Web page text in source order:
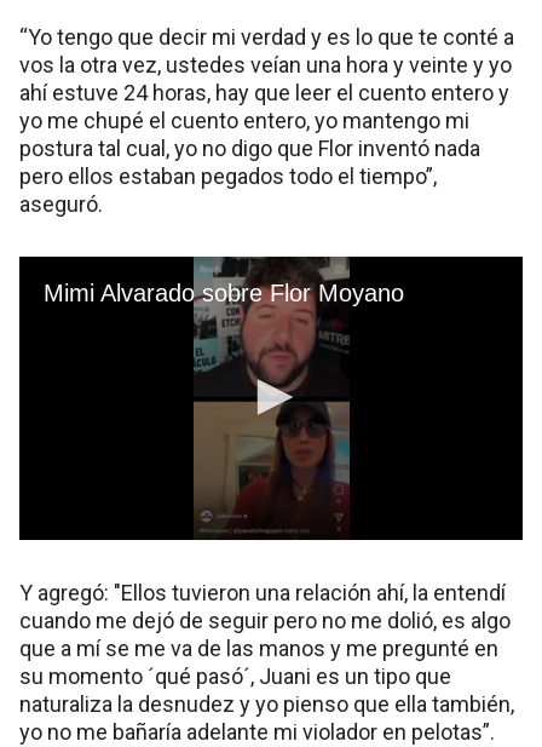
“Yo tengo que decir mi verdad y es lo que te conté a
vos la otra vez, ustedes veían una hora y veinte y yo
ahí estuve 24 horas, hay que leer el cuento entero y
yo me chupé el cuento entero, yo mantengo mi
postura tal cual, yo no digo que Flor inventó nada
pero ellos estaban pegados todo el tiempo”,
aseguró.
Y agregó: "Ellos tuvieron una relación ahí, la entendí
cuando me dejó de seguir pero no me dolió, es algo
que a mí se me va de las manos y me pregunté en
su momento ´qué pasó´, Juani es un tipo que
naturaliza la desnudez y yo pienso que ella también,
yo no me bañaría adelante mi violador en pelotas”.